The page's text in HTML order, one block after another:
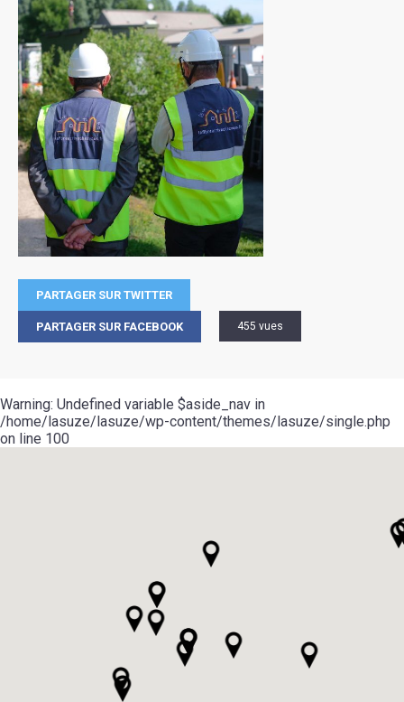
PARTAGER SUR TWITTER
PARTAGER SUR FACEBOOK 455 vues
Warning: Undefined variable $aside_nav in
/home/lasuze/lasuze/wp-content/themes/lasuze/single.php
on line 100